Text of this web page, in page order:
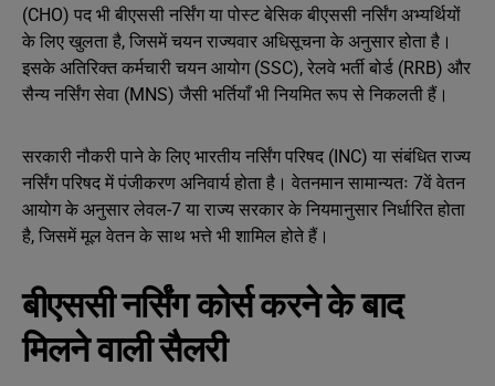
(CHO) पद भी बीएससी नर्सिंग या पोस्ट बेसिक बीएससी नर्सिंग अभ्यर्थियों
के लिए खुलता है, जिसमें चयन राज्यवार अधिसूचना के अनुसार होता है।
इसके अतिरिक्त कर्मचारी चयन आयोग (SSC), रेलवे भर्ती बोर्ड (RRB) और
सैन्य नर्सिंग सेवा (MNS) जैसी भर्तियाँ भी नियमित रूप से निकलती हैं।
सरकारी नौकरी पाने के लिए भारतीय नर्सिंग परिषद (INC) या संबंधित राज्य
नर्सिंग परिषद में पंजीकरण अनिवार्य होता है। वेतनमान सामान्यतः 7वें वेतन
आयोग के अनुसार लेवल-7 या राज्य सरकार के नियमानुसार निर्धारित होता
है, जिसमें मूल वेतन के साथ भत्ते भी शामिल होते हैं।
बीएससी नर्सिंग कोर्स करने के बाद
मिलने वाली सैलरी